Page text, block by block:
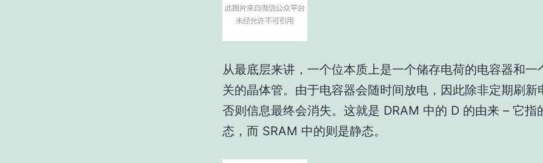
从最底层来讲，一个位本质上是一个储存电荷的电容器和一
关的晶体管。由于电容器会随时间放电，因此除非定期刷新
否则信息最终会消失。这就是 DRAM 中的 D 的由来 – 它指
态，而 SRAM 中的则是静态。